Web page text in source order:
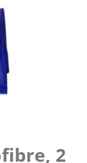
2